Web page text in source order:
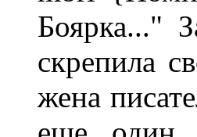
Боярка..."
скрепила
жена